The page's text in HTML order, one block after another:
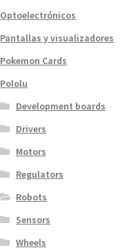
Optoelectrónicos
Pantallas y visualizadores
Pokemon Cards
Pololu
Development boards
Drivers
Motors
Regulators
Robots
Sensors
Wheels